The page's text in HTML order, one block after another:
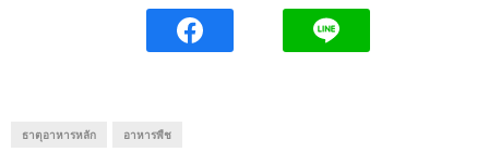
ธาตุอาหารหลัก อาหารพืช